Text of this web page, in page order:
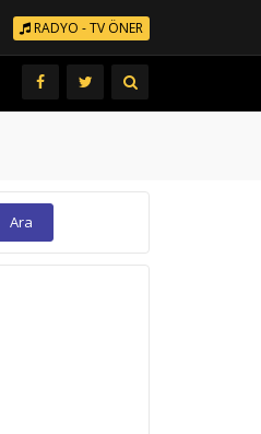
RADYO - TV ÖNER